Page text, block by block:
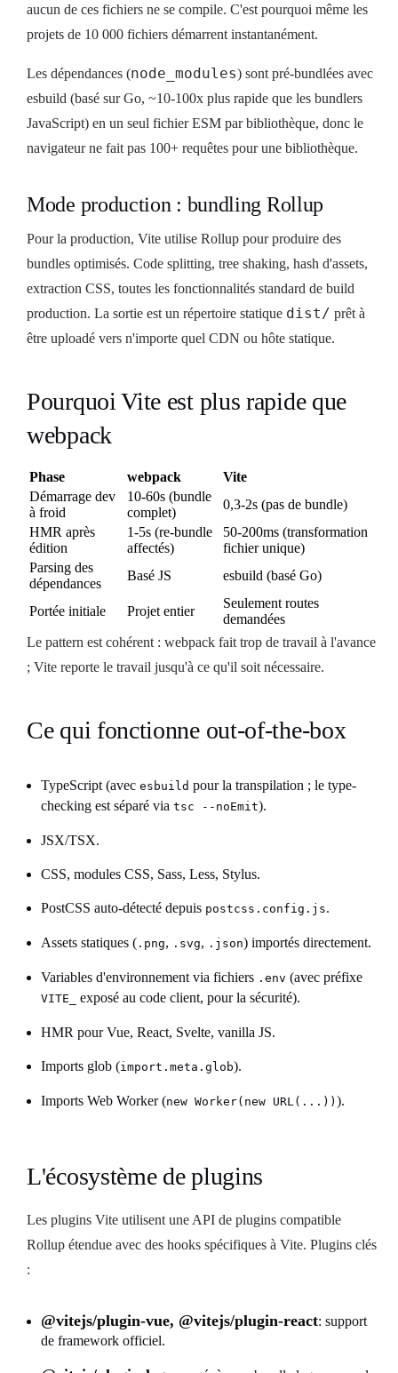
aucun de ces fichiers ne se compile. C'est pourquoi même les
projets de 10 000 fichiers démarrent instantanément.
Les dépendances (node_modules) sont pré-bundlées avec
esbuild (basé sur Go, ~10-100x plus rapide que les bundlers
JavaScript) en un seul fichier ESM par bibliothèque, donc le
navigateur ne fait pas 100+ requêtes pour une bibliothèque.
Mode production : bundling Rollup
Pour la production, Vite utilise Rollup pour produire des
bundles optimisés. Code splitting, tree shaking, hash d'assets,
extraction CSS, toutes les fonctionnalités standard de build
production. La sortie est un répertoire statique dist/ prêt à
être uploadé vers n'importe quel CDN ou hôte statique.
Pourquoi Vite est plus rapide que
webpack
Phase webpack
Vite
Démarrage dev
à froid
10-60s (bundle
complet)
0,3-2s (pas de bundle)
HMR après
édition
1-5s (re-bundle
affectés)
50-200ms (transformation
fichier unique)
Parsing des
dépendances
Basé JS esbuild (basé Go)
Portée initiale Projet entier
Seulement routes
demandées
Le pattern est cohérent : webpack fait trop de travail à l'avance
; Vite reporte le travail jusqu'à ce qu'il soit nécessaire.
Ce qui fonctionne out-of-the-box
TypeScript (avec esbuild pour la transpilation ; le type-
checking est séparé via tsc --noEmit).
JSX/TSX.
CSS, modules CSS, Sass, Less, Stylus.
PostCSS auto-détecté depuis postcss.config.js.
Assets statiques ( .png, .svg, .json) importés directement.
Variables d'environnement via fichiers .env (avec préfixe
VITE_ exposé au code client, pour la sécurité).
HMR pour Vue, React, Svelte, vanilla JS.
Imports glob (import.meta.glob).
Imports Web Worker (new Worker(new URL(...)) ).
L'écosystème de plugins
Les plugins Vite utilisent une API de plugins compatible
Rollup étendue avec des hooks spécifiques à Vite. Plugins clés
:
@vitejs/plugin-vue, @vitejs/plugin-react: support
de framework officiel.